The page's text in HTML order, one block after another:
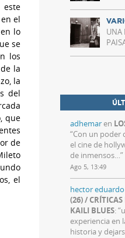
el
lo
se
los
la
la
del
que
de
el
UNA
adhemaren
“Con un poder
el cine de
de inmensos…”
Ago 5, 13:49
hector
(26) /
KAILI BLUES: “
experiencia en
historia y